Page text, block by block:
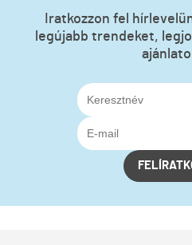
Iratkozzon fel
legújabb trendeket,